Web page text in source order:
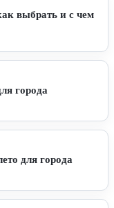
выбрать и с чем
города
для города